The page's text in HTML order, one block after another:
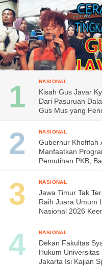
NASIONAL
Kisah Gus Javar
Dari Pasuruan Dalam Cerpen
Gus Mus yang
NASIONAL
Gubernur Khofifah
Manfaatkan
Pemutihan PKB,
dan Sembako
Malang
NASIONAL
Jawa Timur Tak
Raih Juara Umum
Nasional 2026
Apresiasi Prestasi
Vokasi
NASIONAL
Dekan Fakultas
Hukum Universitas
Jakarta Isi Kajian